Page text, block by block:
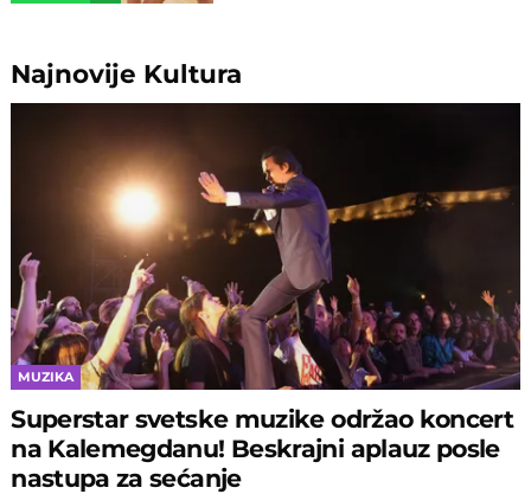
Najnovije Kultura
MUZIKA
Superstar svetske muzike održao koncert
na Kalemegdanu! Beskrajni aplauz posle
nastupa za sećanje